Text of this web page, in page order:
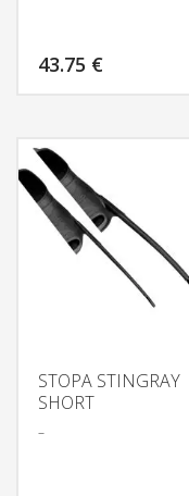
43.75 €
STOPA STINGRAY
SHORT
–